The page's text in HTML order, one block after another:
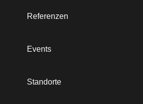
Referenzen
Events
Standorte